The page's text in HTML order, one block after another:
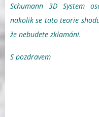
Schumann 3D System
nakolik se tato teorie
že nebudete zklamáni.
S pozdravem